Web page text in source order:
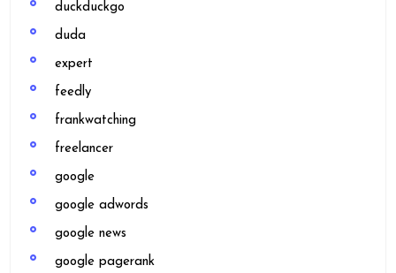
duckduckgo
duda
expert
feedly
frankwatching
freelancer
google
google adwords
google news
google pagerank